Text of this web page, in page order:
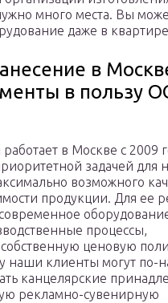
много места. Вы
даже в
в
в пользу
в Москве с 2009
задачей для
возможного
продукции. Для ее
процессы,
ценовую
наши клиенты могут по-
канцелярские
рекламно-сувенирную